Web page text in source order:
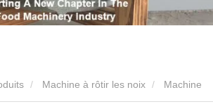
Machine à rôtir les noix